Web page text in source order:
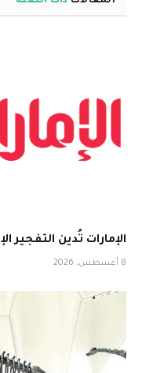
الإمارات تُدين التفجير
8 أغسطس، 2026